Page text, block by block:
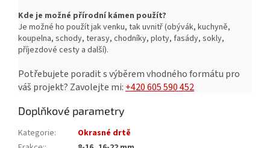
Kde je možné přírodní kámen použít?
Je možné ho použít jak venku, tak uvnitř (obývák, kuchyně,
koupelna, schody, terasy, chodníky, ploty, fasády, sokly,
příjezdové cesty a další).
Potřebujete poradit s výběrem vhodného formátu pro
váš projekt? Zavolejte mi: +420 605 590 452
Doplňkové parametry
Kategorie:
Okrasné drtě